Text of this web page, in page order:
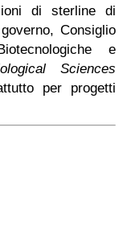
di sterline di
Consiglio
e
Sciences
per progetti